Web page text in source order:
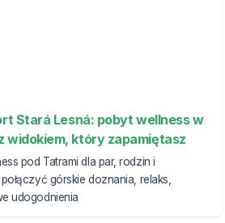
Stará Lesná: pobyt wellness w
widokiem, który zapamiętasz
pod Tatrami dla par, rodzin i
górskie doznania, relaks,
udogodnienia